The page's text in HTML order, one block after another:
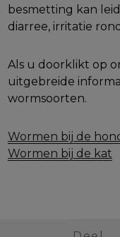
besmetting kan
diarree, irritatie
Als u doorklikt op
uitgebreide
wormsoorten.
Wormen bij de
Wormen bij de kat